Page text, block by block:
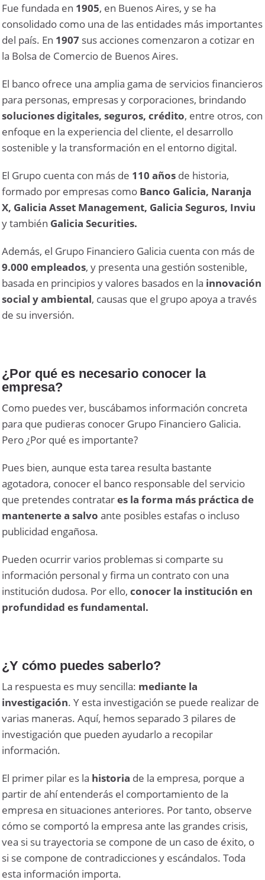
Fue fundada en 1905, en Buenos Aires, y se ha
consolidado como una de las entidades más importantes
del país. En 1907 sus acciones comenzaron a cotizar en
la Bolsa de Comercio de Buenos Aires.
El banco ofrece una amplia gama de servicios financieros
para personas, empresas y corporaciones, brindando
soluciones digitales, seguros, crédito, entre otros, con
enfoque en la experiencia del cliente, el desarrollo
sostenible y la transformación en el entorno digital.
El Grupo cuenta con más de 110 años de historia,
formado por empresas como Banco Galicia, Naranja
X, Galicia Asset Management, Galicia Seguros, Inviu
y también Galicia Securities.
Además, el Grupo Financiero Galicia cuenta con más de
9.000 empleados, y presenta una gestión sostenible,
basada en principios y valores basados ​​en la innovación
social y ambiental, causas que el grupo apoya a través
de su inversión.
¿Por qué es necesario conocer la
empresa?
Como puedes ver, buscábamos información concreta
para que pudieras conocer Grupo Financiero Galicia.
Pero ¿Por qué es importante?
Pues bien, aunque esta tarea resulta bastante
agotadora, conocer el banco responsable del servicio
que pretendes contratares la forma más práctica de
mantenerte a salvo ante posibles estafas o incluso
publicidad engañosa.
Pueden ocurrir varios problemas si comparte su
información personal y firma un contrato con una
institución dudosa. Por ello,conocer la institución en
profundidad es fundamental.
¿Y cómo puedes saberlo?
La respuesta es muy sencilla: mediante la
investigación. Y esta investigación se puede realizar de
varias maneras. Aquí, hemos separado 3 pilares de
investigación que pueden ayudarlo a recopilar
información.
El primer pilar es la historia de la empresa, porque a
partir de ahí entenderás el comportamiento de la
empresa en situaciones anteriores. Por tanto, observe
cómo se comportó la empresa ante las grandes crisis,
vea si su trayectoria se compone de un caso de éxito, o
si se compone de contradicciones y escándalos. Toda
esta información importa.